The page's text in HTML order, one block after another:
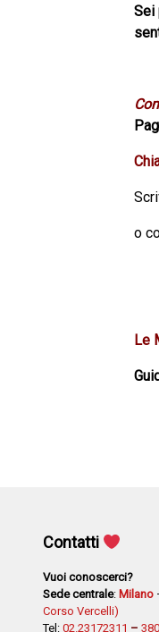
Sei
o
Le
Contatti
Vuoi conoscerci?
Sede centrale: Milano
Corso Vercelli)
Tel: 02.23172311 –